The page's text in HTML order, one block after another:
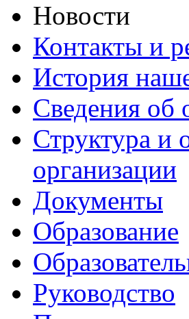
Новости
Контакты и
История
Сведения об
Структура и
организации
Документы
Образование
Руководство